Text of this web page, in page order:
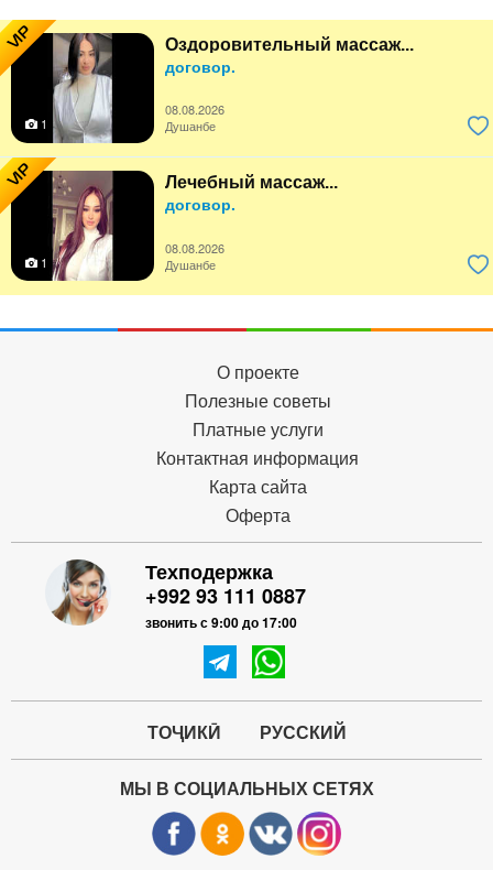
VIP Оздоровительный массаж...
договор.
08.08.2026
1
Душанбе
VIP Лечебный массаж...
договор.
08.08.2026
1
Душанбе
О проекте
Полезные советы
Платные услуги
Контактная информация
Карта сайта
Оферта
Техподержка
+992 93 111 0887
звонить с 9:00 до 17:00
ТОҶИКӢ РУССКИЙ
МЫ В СОЦИАЛЬНЫХ СЕТЯХ